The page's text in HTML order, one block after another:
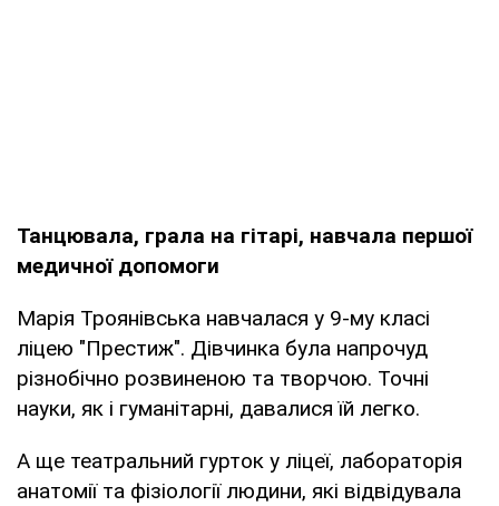
Танцювала, грала на гітарі, навчала першої
медичної допомоги
Марія Троянівська навчалася у 9-му класі
ліцею "Престиж". Дівчинка була напрочуд
різнобічно розвиненою та творчою. Точні
науки, як і гуманітарні, давалися їй легко.
А ще театральний гурток у ліцеї, лабораторія
анатомії та фізіології людини, які відвідувала